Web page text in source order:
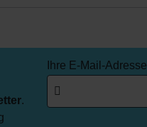
.
Ihre E-Mail-Adresse